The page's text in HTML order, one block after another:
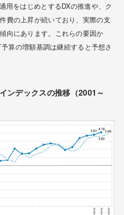
用をはじめとするDXの推進や、ク
費の上昇が続いており、実際の支
向にあります。これらの要因か
算の増額基調は継続すると予想さ
ンデックスの推移（2001～